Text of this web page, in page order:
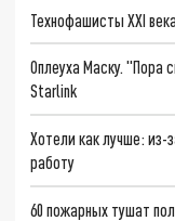
Технофашисты XXI века
Оплеуха Маску. "Пора
Starlink
Хотели как лучше: из-
работу
60 пожарных тушат